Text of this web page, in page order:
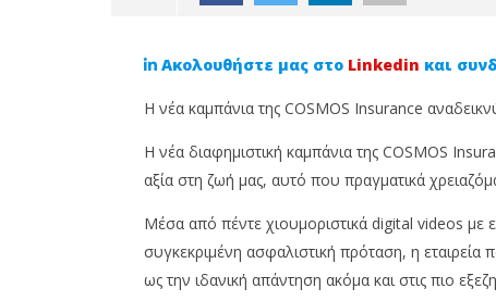
Η νέα καμπάνια της COSMOS
Insurance: Ό,τι πραγματικά
χρειάζεται ασφάλεια!
Term
Ακολουθήστε μας στο Linkedin και
Η νέα καμπάνια της COSMOS Insurance
Η νέα διαφημιστική καμπάνια της COSMOS
αξία στη ζωή μας, αυτό που πραγματικά
Μέσα από πέντε χιουμοριστικά digital videos με
συγκεκριμένη ασφαλιστική πρόταση, η εταιρεία
ως την ιδανική απάντηση ακόμα και στις πιο